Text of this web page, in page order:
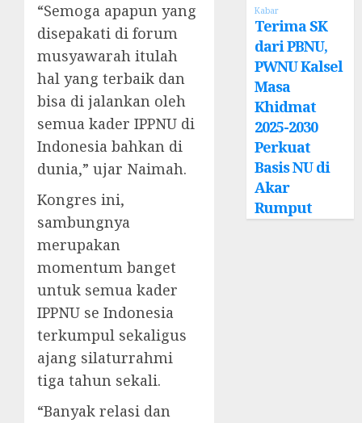
“Semoga apapun yang
disepakati di forum
musyawarah itulah
hal yang terbaik dan
bisa di jalankan oleh
semua kader IPPNU di
Indonesia bahkan di
dunia,” ujar Naimah.
Kongres ini,
sambungnya
merupakan
momentum banget
untuk semua kader
IPPNU se Indonesia
terkumpul sekaligus
ajang silaturrahmi
tiga tahun sekali.
“Banyak relasi dan
Kabar
Terima SK
dari PBNU,
PWNU Kalsel
Masa
Khidmat
2025-2030
Perkuat
Basis NU di
Akar
Rumput